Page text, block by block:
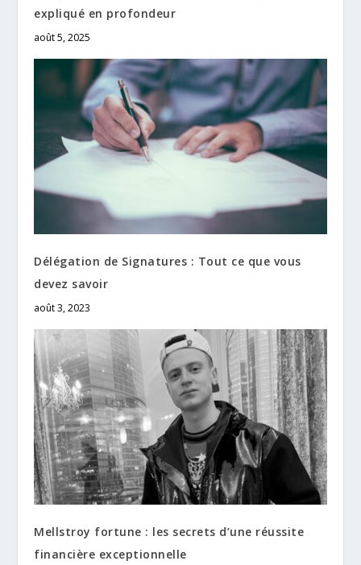
expliqué en profondeur
août 5, 2025
Délégation de Signatures : Tout ce que vous
devez savoir
août 3, 2023
Mellstroy fortune : les secrets d’une réussite
financière exceptionnelle